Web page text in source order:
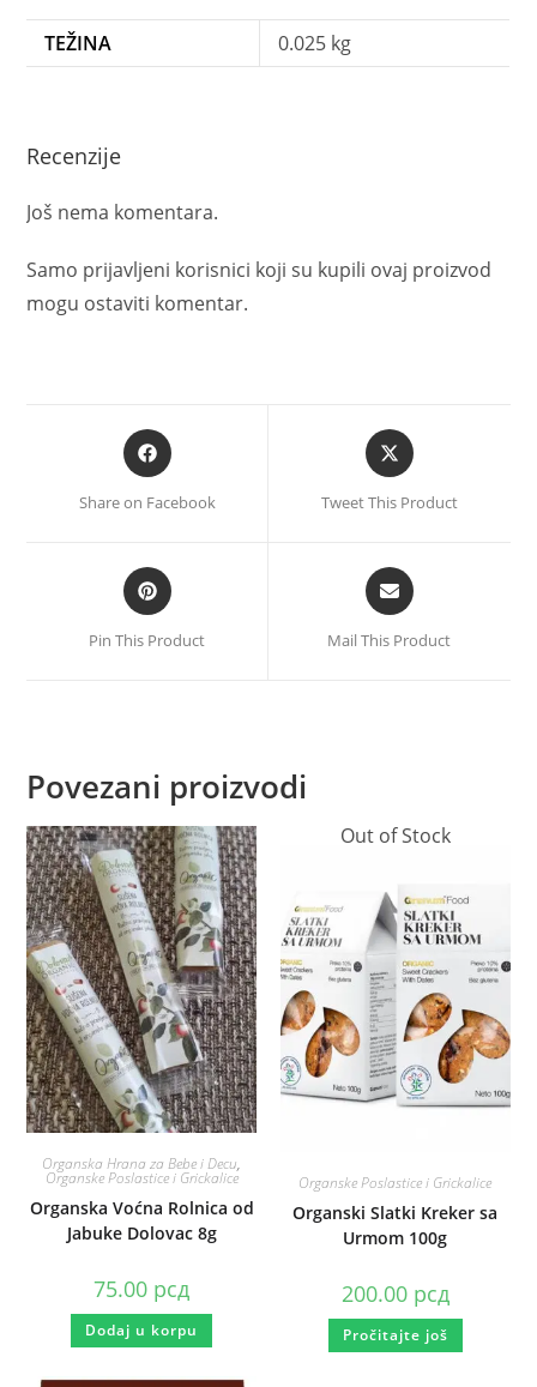
TEŽINA 0.025 kg
Recenzije
Još nema komentara.
Samo prijavljeni korisnici koji su kupili ovaj proizvod
mogu ostaviti komentar.
Share on Facebook Tweet This Product
Pin This Product Mail This Product
Povezani proizvodi
Organska Hrana za Bebe i Decu,
Organske Poslastice i Grickalice
Organska Voćna Rolnica od
Jabuke Dolovac 8g
75.00 рсд
Dodaj u korpu
Out of Stock
Organske Poslastice i Grickalice
Organski Slatki Kreker sa
Urmom 100g
200.00 рсд
Pročitajte još